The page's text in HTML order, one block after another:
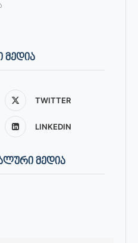
ᲛᲔᲓᲘᲐ
TWITTER
LINKEDIN
ᲛᲔᲓᲘᲐ